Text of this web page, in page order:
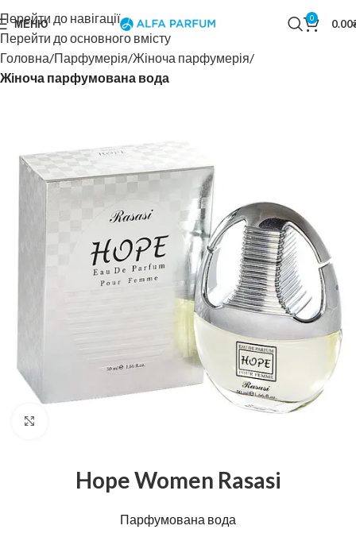
Перейти до навігації
Перейти до основного вмісту
МЕНЮ 0 0.00
Головна Парфумерія Жіноча парфумерія
Жіноча парфумована вода
Hope Women Rasasi
Парфумована вода